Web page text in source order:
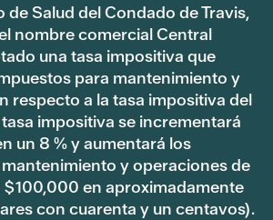
de Salud del Condado de Travis,
nombre comercial Central
una tasa impositiva que
para mantenimiento y
respecto a la tasa impositiva del
impositiva se incrementará
un 8 % y aumentará los
y operaciones de
$100,000 en aproximadamente
con cuarenta y un centavos).